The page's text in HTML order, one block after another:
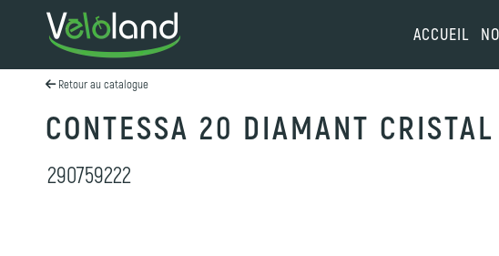
ACCUEIL
Retour au catalogue
CONTESSA 20 DIAMANT CRISTAL
290759222